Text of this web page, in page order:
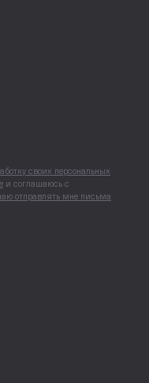
своих персональных
и соглашаюсь с
отправлять мне письма